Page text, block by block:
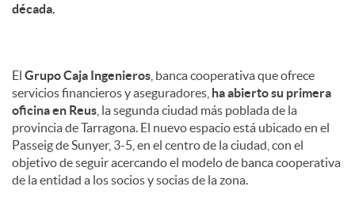
década.
El Grupo Caja Ingenieros , banca cooperativa que ofrece
servicios financieros y aseguradores, ha abierto su primera
oficina en Reus , la segunda ciudad más poblada de la
provincia de Tarragona. El nuevo espacio está ubicado en el
Passeig de Sunyer, 3-5, en el centro de la ciudad, con el
objetivo de seguir acercando el modelo de banca cooperativa
de la entidad a los socios y socias de la zona.